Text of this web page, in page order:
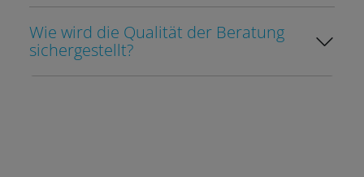
Wie wird die Qualität der Beratung
sichergestellt?